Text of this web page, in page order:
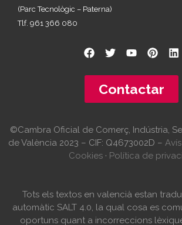
(Parc Tecnològic – Paterna)
Tlf. 961 366 080
Contactar
©Cambra Oficial de Comerç, Indústria,
de València 2023 – CIF: Q4673002D –
Cookies · Política de
Tots els textos en valencià estan
automàtic SALT 4.0, la qual cosa es
oportuns quant a incorreccions